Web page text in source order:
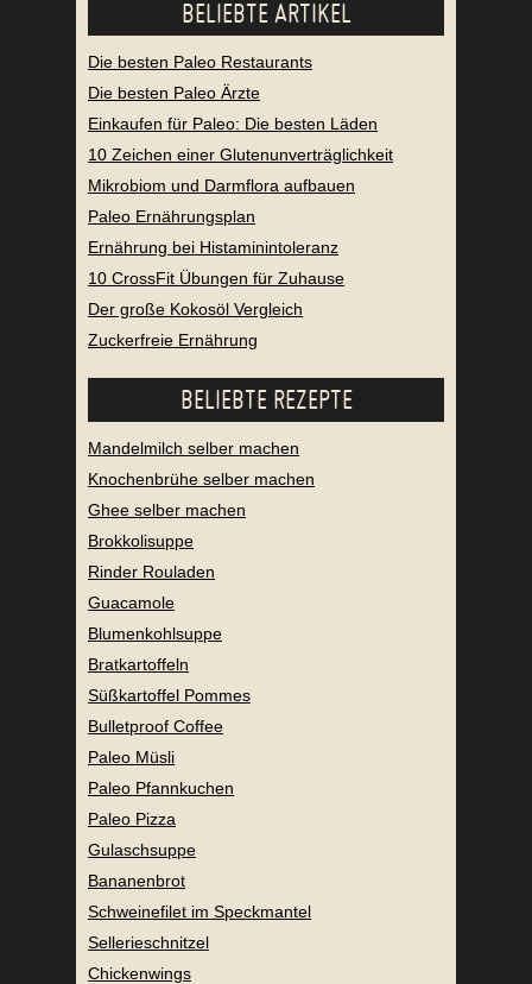
BELIEBTE ARTIKEL
Die besten Paleo Restaurants
Die besten Paleo Ärzte
Einkaufen für Paleo: Die besten Läden
10 Zeichen einer Glutenunverträglichkeit
Mikrobiom und Darmflora aufbauen
Paleo Ernährungsplan
Ernährung bei Histaminintoleranz
10 CrossFit Übungen für Zuhause
Der große Kokosöl Vergleich
Zuckerfreie Ernährung
BELIEBTE REZEPTE
Mandelmilch selber machen
Knochenbrühe selber machen
Ghee selber machen
Brokkolisuppe
Rinder Rouladen
Guacamole
Blumenkohlsuppe
Bratkartoffeln
Süßkartoffel Pommes
Bulletproof Coffee
Paleo Müsli
Paleo Pfannkuchen
Paleo Pizza
Gulaschsuppe
Bananenbrot
Schweinefilet im Speckmantel
Sellerieschnitzel
Chickenwings